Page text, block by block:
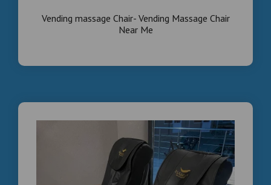
Vending massage Chair- Vending Massage Chair
Near Me